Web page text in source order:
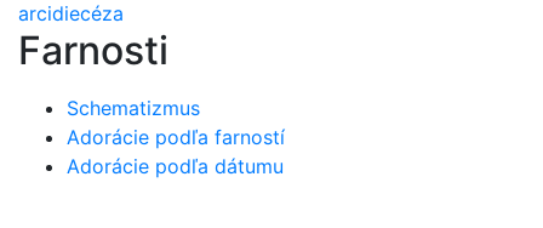
arcidiecéza
Farnosti
Schematizmus
Adorácie podľa farností
Adorácie podľa dátumu